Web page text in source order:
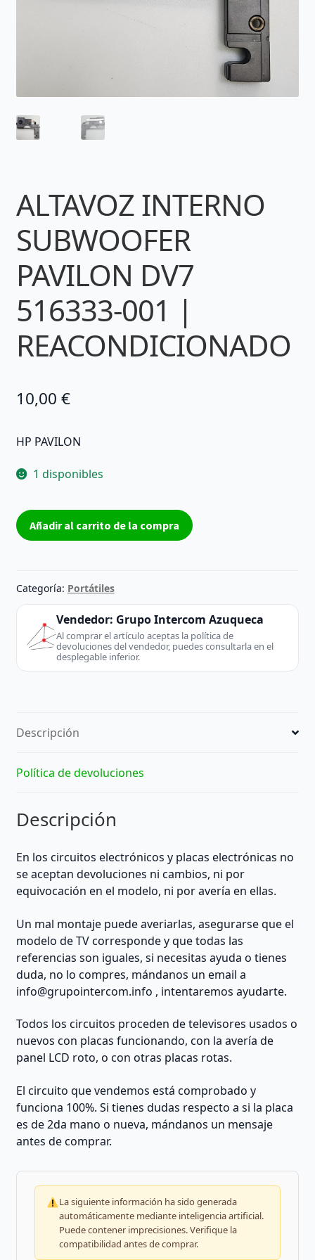
ALTAVOZ INTERNO
SUBWOOFER
PAVILON DV7
516333-001 |
REACONDICIONADO
10,00 €
HP PAVILON
1 disponibles
ALTAVOZ
INTERNO
DV7
516333-
REACONDICIONADO
cantidad
Añadir al carrito de la compra
Categoría: Portátiles
Vendedor: Grupo Intercom Azuqueca
Al comprar el artículo aceptas la política de
devoluciones del vendedor, puedes consultarla en el
desplegable inferior.
Descripción
Política de devoluciones
Descripción
En los circuitos electrónicos y placas electrónicas no
se aceptan devoluciones ni cambios, ni por
equivocación en el modelo, ni por avería en ellas.
Un mal montaje puede averiarlas, asegurarse que el
modelo de TV corresponde y que todas las
referencias son iguales, si necesitas ayuda o tienes
duda, no lo compres, mándanos un email a
info@grupointercom.info , intentaremos ayudarte.
Todos los circuitos proceden de televisores usados o
nuevos con placas funcionando, con la avería de
panel LCD roto, o con otras placas rotas.
El circuito que vendemos está comprobado y
funciona 100%. Si tienes dudas respecto a si la placa
es de 2da mano o nueva, mándanos un mensaje
antes de comprar.
La siguiente información ha sido generada
automáticamente mediante inteligencia artificial.
Puede contener imprecisiones. Verifique la
compatibilidad antes de comprar.